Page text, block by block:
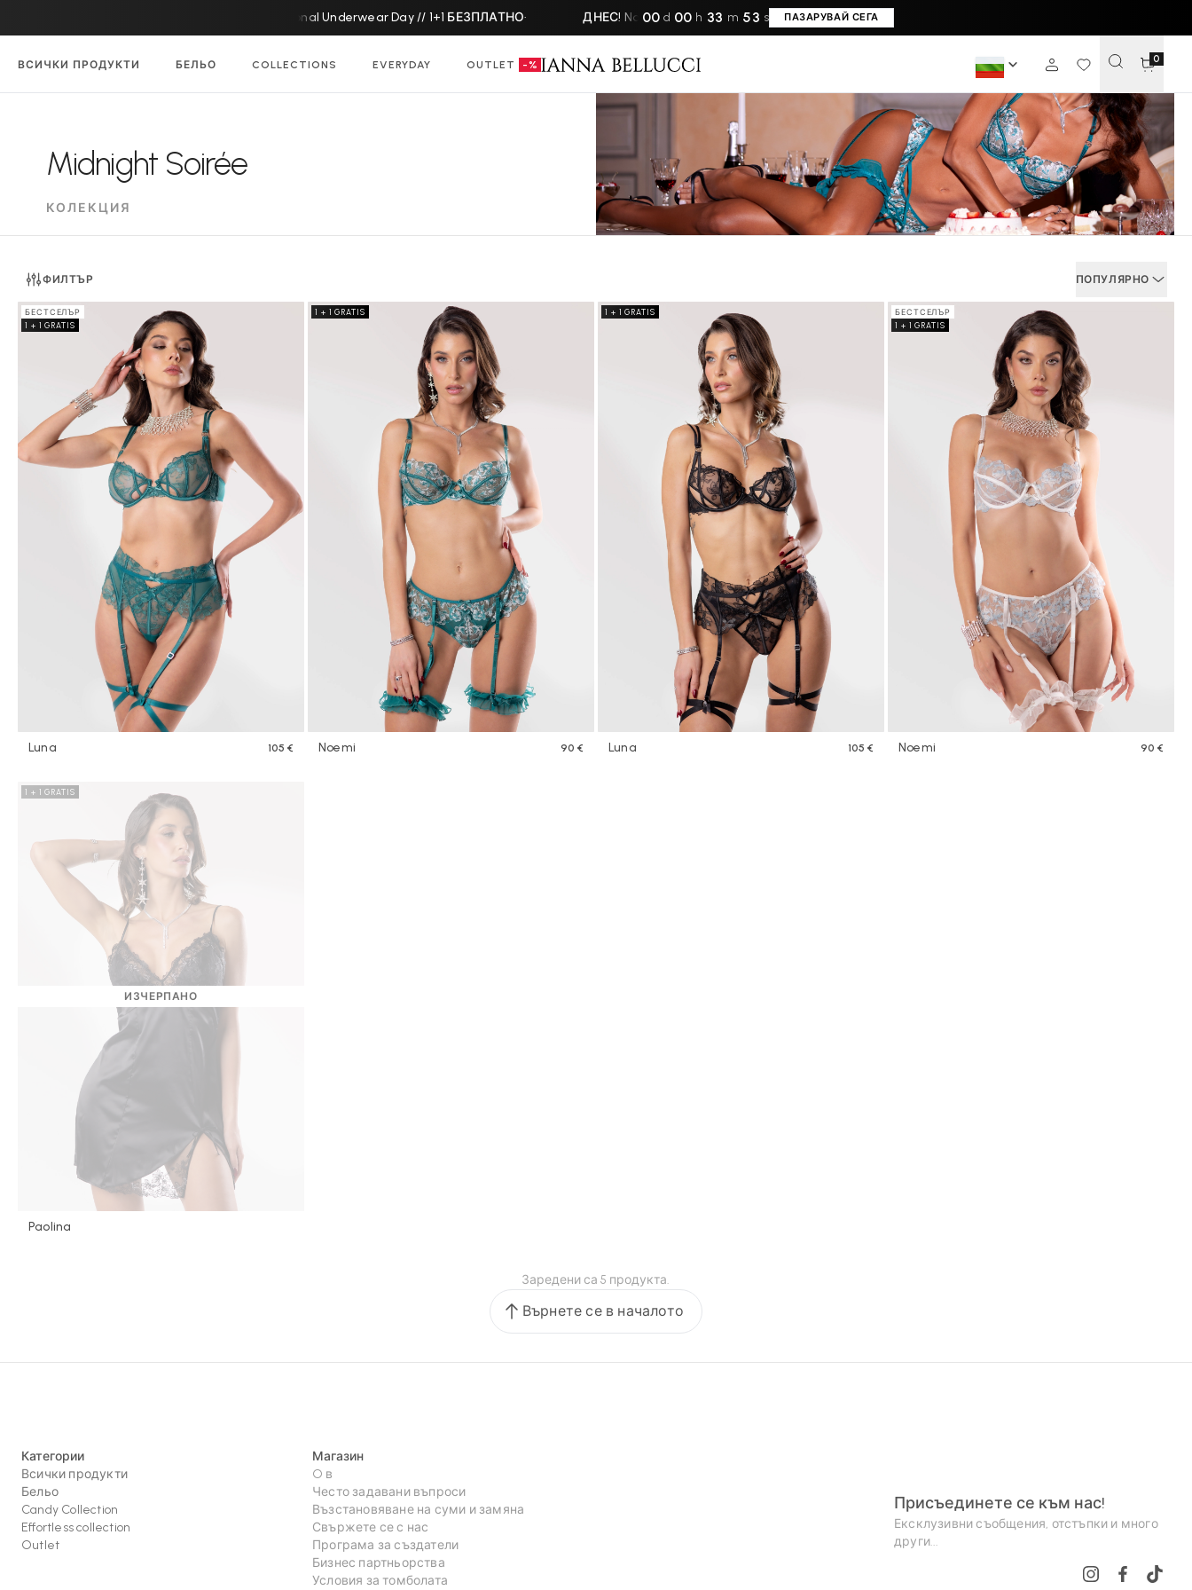
ДНЕС! National Underwear Day // 1+1 БЕЗПЛАТНО· ДНЕС! National Underwear Day // 1+1 БЕЗПЛАТНО·
00 d 00 h 33 m 52 s ПАЗАРУВАЙ СЕГА
ВСИЧКИ ПРОДУКТИ БЕЛЬО COLLECTIONS EVERYDAY OUTLET -% 0
Midnight Soirée
КОЛЕКЦИЯ
ФИЛТЪР ПОПУЛЯРНО
БЕСТСЕЛЪР
1 + 1 GRATIS
Luna 105 €
1 + 1 GRATIS
Noemi 90 €
1 + 1 GRATIS
Luna 105 €
БЕСТСЕЛЪР
1 + 1 GRATIS
Noemi 90 €
1 + 1 GRATIS
ИЗЧЕРПАНО
Paolina
Заредени са 5 продукта.
Върнете се в началото
Категории
Всички продукти
Бельо
Candy Collection
Effortless collection
Outlet
Магазин
O в
Често задавани въпроси
Възстановяване на суми и замяна
Свържете се с нас
Програма за създатели
Бизнес партньорства
Условия за томболата
Присъединете се към нас!
Ексклузивни съобщения, отстъпки и много
други...